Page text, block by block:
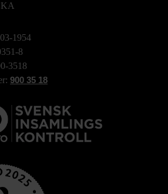
1954
8
3518
900 35 18